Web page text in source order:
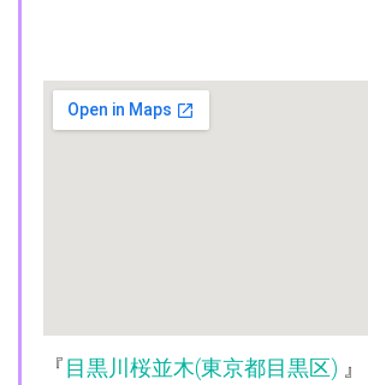
『目黒川桜並木(東京都目黒区) 』